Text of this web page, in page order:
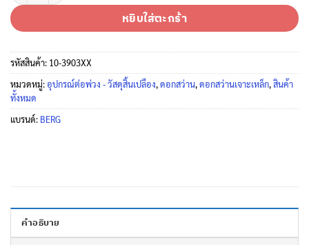
หยิบใส่ตะกร้า
รหัสสินค้า: 10-3903XX
หมวดหมู่:อุปกรณ์ต่อพ่วง - วัสดุสิ้นเปลือง,ดอกสว่าน,ดอกสว่านเจาะเหล็ก,สินค้า
ทั้งหมด
แบรนด์: BERG
คำอธิบาย